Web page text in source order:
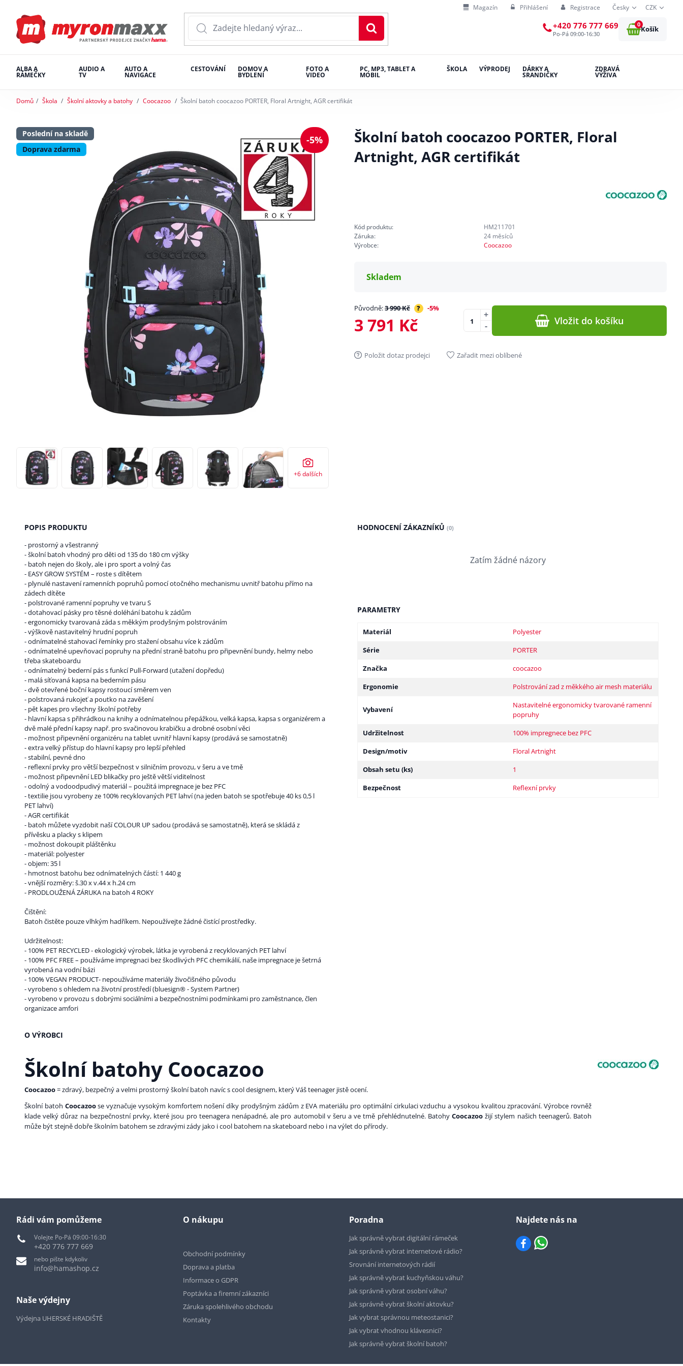
Magazín Přihlášení Registrace Česky CZK
+420 776 777 669
Po-Pá 09:00-16:30
0
Košík
ALBA A
RÁMEČKY
AUDIO A
TV
AUTO A
NAVIGACE
CESTOVÁNÍ DOMOV A
BYDLENÍ
FOTO A
VIDEO
PC, MP3, TABLET A
MOBIL
ŠKOLA VÝPRODEJ DÁRKY A
SRANDIČKY
ZDRAVÁ
VÝŽIVA
Domů Škola Školní aktovky a batohy Coocazoo Školní batoh coocazoo PORTER, Floral Artnight, AGR certifikát
Poslední na skladě
Doprava zdarma
-5%
+6dalších
Školní batoh coocazoo PORTER, Floral
Artnight, AGR certifikát
Kód produktu:
HM211701
Záruka:
24 měsíců
Výrobce:
Coocazoo
Skladem
Původně:3 990 Kč ? -5%
3 791 Kč -
+ Vložit do košíku
Položit dotaz prodejci Zařadit mezi oblíbené
POPIS PRODUKTU
- prostorný a všestranný
- školní batoh vhodný pro děti od 135 do 180 cm výšky
- batoh nejen do školy, ale i pro sport a volný čas
- EASY GROW SYSTÉM – roste s dítětem
- plynulé nastavení ramenních popruhů pomocí otočného mechanismu uvnitř batohu přímo na
zádech dítěte
- polstrované ramenní popruhy ve tvaru S
- dotahovací pásky pro těsné doléhání batohu k zádům
- ergonomicky tvarovaná záda s měkkým prodyšným polstrováním
- výškově nastavitelný hrudní popruh
- odnímatelné stahovací řemínky pro stažení obsahu více k zádům
- odnímatelné upevňovací popruhy na přední straně batohu pro připevnění bundy, helmy nebo
třeba skateboardu
- odnímatelný bederní pás s funkcí Pull-Forward (utažení dopředu)
- malá síťovaná kapsa na bederním pásu
- dvě otevřené boční kapsy rostoucí směrem ven
- polstrovaná rukojeť a poutko na zavěšení
- pět kapes pro všechny školní potřeby
- hlavní kapsa s přihrádkou na knihy a odnímatelnou přepážkou, velká kapsa, kapsa s organizérem a
dvě malé přední kapsy např. pro svačinovou krabičku a drobné osobní věci
- možnost připevnění organizéru na tablet uvnitř hlavní kapsy (prodává se samostatně)
- extra velký přístup do hlavní kapsy pro lepší přehled
- stabilní, pevné dno
- reflexní prvky pro větší bezpečnost v silničním provozu, v šeru a ve tmě
- možnost připevnění LED blikačky pro ještě větší viditelnost
- odolný a vodoodpudivý materiál – použitá impregnace je bez PFC
- textilie jsou vyrobeny ze 100% recyklovaných PET lahví (na jeden batoh se spotřebuje 40 ks 0,5 l
PET lahví)
- AGR certifikát
- batoh můžete vyzdobit naší COLOUR UP sadou (prodává se samostatně), která se skládá z
přívěsku a placky s klipem
- možnost dokoupit pláštěnku
- materiál: polyester
- objem: 35 l
- hmotnost batohu bez odnímatelných částí: 1 440 g
- vnější rozměry: š.30 x v.44 x h.24 cm
- PRODLOUŽENÁ ZÁRUKA na batoh 4 ROKY
Čištění:
Batoh čistěte pouze vlhkým hadříkem. Nepoužívejte žádné čistící prostředky.
Udržitelnost:
- 100% PET RECYCLED - ekologický výrobek, látka je vyrobená z recyklovaných PET lahví
- 100% PFC FREE – používáme impregnaci bez škodlivých PFC chemikálií, naše impregnace je šetrná
vyrobená na vodní bázi
- 100% VEGAN PRODUCT- nepoužíváme materiály živočišného původu
- vyrobeno s ohledem na životní prostředí (bluesign® - System Partner)
- vyrobeno v provozu s dobrými sociálními a bezpečnostními podmínkami pro zaměstnance, člen
organizace amfori
HODNOCENÍ ZÁKAZNÍKŮ (0)
Zatím žádné názory
PARAMETRY
Materiál
Polyester
Série
PORTER
Značka
coocazoo
Ergonomie
Polstrování zad z měkkého air mesh materiálu
Vybavení
Nastavitelné ergonomicky tvarované ramenní
popruhy
Udržitelnost
100% impregnece bez PFC
Design/motiv
Floral Artnight
Obsah setu (ks)
1
Bezpečnost
Reflexní prvky
O VÝROBCI
Školní batohy Coocazoo
Coocazoo= zdravý, bezpečný a velmi prostorný školní batoh navíc s cool designem, který Váš teenager jistě ocení.
Školní batoh Coocazoose vyznačuje vysokým komfortem nošení díky prodyšným zádům z EVA materiálu pro optimální cirkulaci vzduchu a vysokou kvalitou zpracování. Výrobce rovněž
klade velký důraz na bezpečnostní prvky, které jsou pro teenagera nenápadné, ale pro automobil v šeru a ve tmě přehlédnutelné. BatohyCoocazoo žijí stylem našich teenagerů. Batoh
může být stejně dobře školním batohem se zdravými zády jako i cool batohem na skateboard nebo i na výlet do přírody.
Rádi vám pomůžeme
Volejte Po-Pá 09:00-16:30
+420 776 777 669
nebo pište kdykoliv
info@hamashop.cz
Naše výdejny
Výdejna UHERSKÉ HRADIŠTĚ
O nákupu
Obchodní podmínky
Doprava a platba
Informace o GDPR
Poptávka a firemní zákazníci
Záruka spolehlivého obchodu
Kontakty
Poradna
Jak správně vybrat digitální rámeček
Jak správně vybrat internetové rádio?
Srovnání internetových rádií
Jak správně vybrat kuchyňskou váhu?
Jak správně vybrat osobní váhu?
Jak správně vybrat školní aktovku?
Jak vybrat správnou meteostanici?
Jak vybrat vhodnou klávesnici?
Jak správně vybrat školní batoh?
Najdete nás na